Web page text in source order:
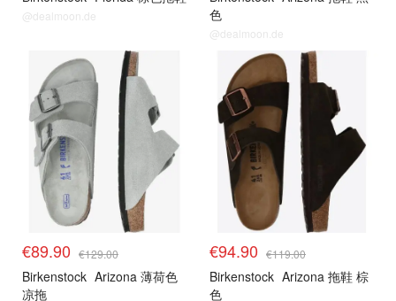
@dealmoon.de
色
@dealmoon.de
€89.90 €129.00
Birkenstock Arizona 薄荷色
凉拖
€94.90 €119.00
Birkenstock Arizona 拖鞋 棕
色